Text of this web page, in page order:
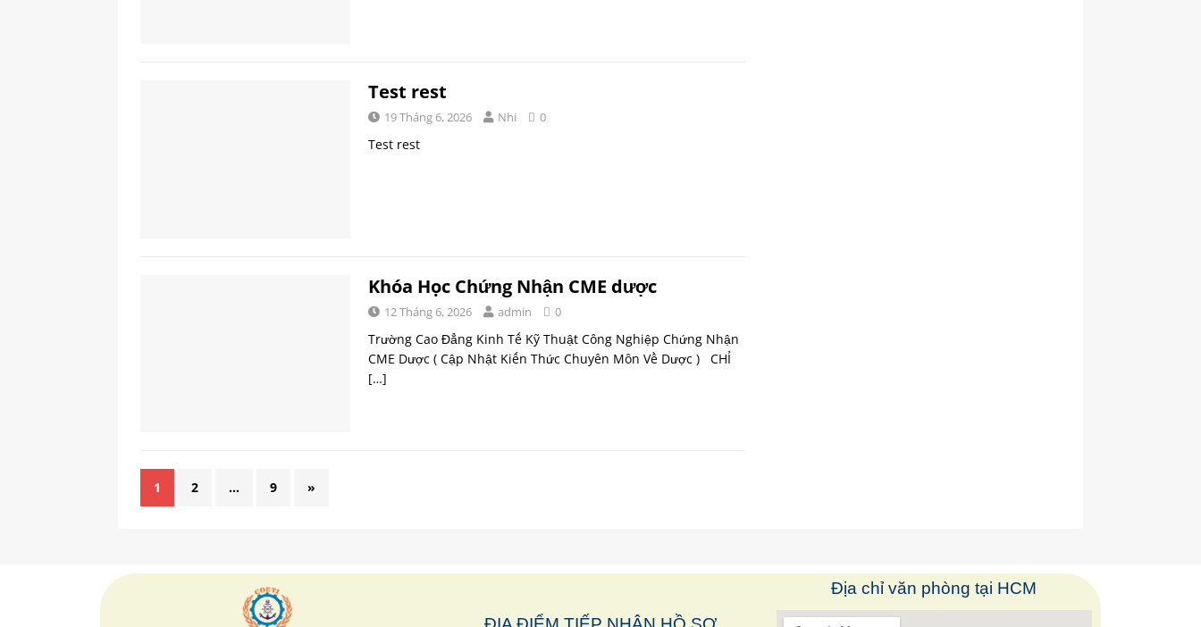
Test rest
19 Tháng 6, 2026 Nhi 0
Test rest
Khóa Học Chứng Nhận CME dược
12 Tháng 6, 2026 admin 0
Trường Cao Đẳng Kinh Tế Kỹ Thuật Công Nghiệp Chứng Nhận
CME Dược ( Cập Nhật Kiến Thức Chuyên Môn Về Dược ) CHỈ
[…]
1 2 … 9 »
Địa chỉ văn phòng tại HCM